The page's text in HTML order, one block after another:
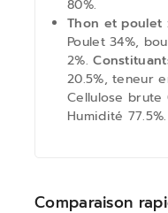
80%.
Thon et poulet
Poulet 34%,
2%.
20.5%, teneur
Cellulose brute
Humidité 77.5%.
Comparaison